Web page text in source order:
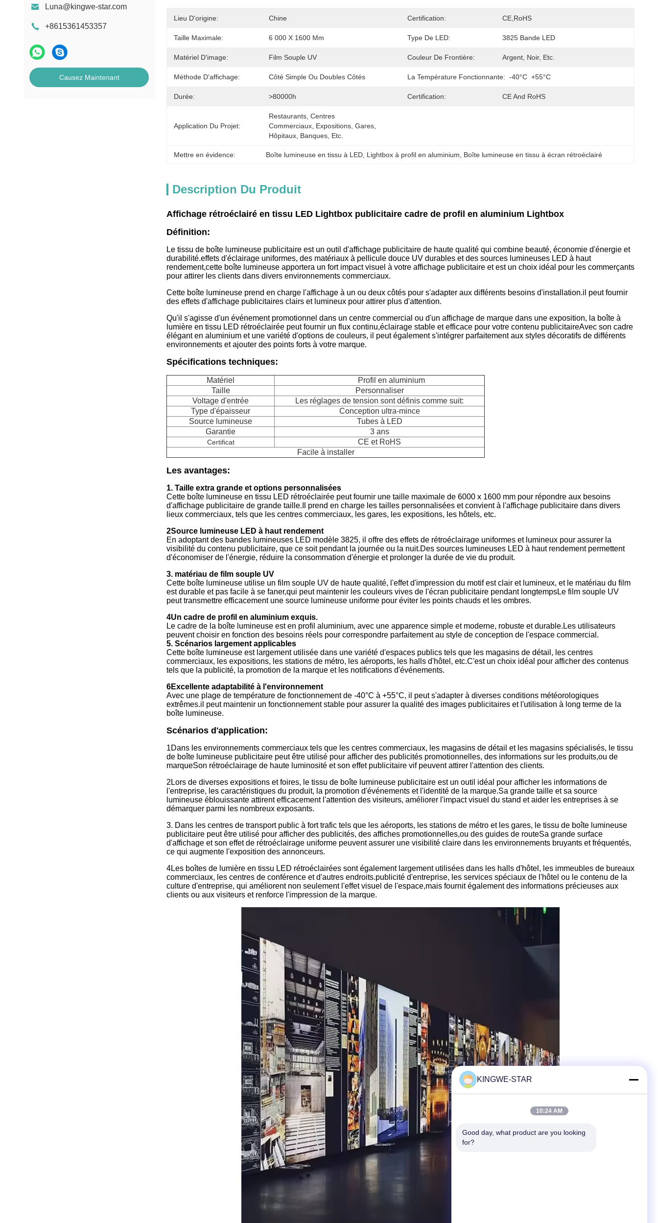
Luna@kingwe-star.com
+8615361453357
Causez Maintenant
Lieu D'origine: Chine Certification: CE,RoHS
Taille Maximale: 6 000 X 1600 Mm Type De LED: 3825 Bande LED
Matériel D'image: Film Souple UV Couleur De Frontière: Argent, Noir, Etc.
Méthode D'affichage: Côté Simple Ou Doubles Côtés La Température Fonctionnante: -40°C ️ +55°C
Durée: >80000h Certification: CE And RoHS
Application Du Projet:
Restaurants, Centres
Commerciaux, Expositions, Gares,
Hôpitaux, Banques, Etc.
Mettre en évidence: Boîte lumineuse en tissu à LED Lightbox à profil en aluminium Boîte lumineuse en tissu à écran rétroéclairé
Description Du Produit
Affichage rétroéclairé en tissu LED Lightbox publicitaire cadre de profil en aluminium Lightbox
Définition:
Le tissu de boîte lumineuse publicitaire est un outil d'affichage publicitaire de haute qualité qui combine beauté, économie d'énergie et
durabilité.effets d'éclairage uniformes, des matériaux à pellicule douce UV durables et des sources lumineuses LED à haut
rendement,cette boîte lumineuse apportera un fort impact visuel à votre affichage publicitaire et est un choix idéal pour les commerçants
pour attirer les clients dans divers environnements commerciaux.
Cette boîte lumineuse prend en charge l'affichage à un ou deux côtés pour s'adapter aux différents besoins d'installation.il peut fournir
des effets d'affichage publicitaires clairs et lumineux pour attirer plus d'attention.
Qu'il s'agisse d'un événement promotionnel dans un centre commercial ou d'un affichage de marque dans une exposition, la boîte à
lumière en tissu LED rétroéclairée peut fournir un flux continu,éclairage stable et efficace pour votre contenu publicitaireAvec son cadre
élégant en aluminium et une variété d'options de couleurs, il peut également s'intégrer parfaitement aux styles décoratifs de différents
environnements et ajouter des points forts à votre marque.
Spécifications techniques:
Matériel
Profil en aluminium
Taille
Personnaliser
Voltage d'entrée
Les réglages de tension sont définis comme suit:
Type d'épaisseur
Conception ultra-mince
Source lumineuse
Tubes à LED
Garantie
3 ans
Certificat
CE et RoHS
Facile à installer
Les avantages:
1. Taille extra grande et options personnalisées
Cette boîte lumineuse en tissu LED rétroéclairée peut fournir une taille maximale de 6000 x 1600 mm pour répondre aux besoins
d'affichage publicitaire de grande taille.Il prend en charge les tailles personnalisées et convient à l'affichage publicitaire dans divers
lieux commerciaux, tels que les centres commerciaux, les gares, les expositions, les hôtels, etc.
2Source lumineuse LED à haut rendement
En adoptant des bandes lumineuses LED modèle 3825, il offre des effets de rétroéclairage uniformes et lumineux pour assurer la
visibilité du contenu publicitaire, que ce soit pendant la journée ou la nuit.Des sources lumineuses LED à haut rendement permettent
d'économiser de l'énergie, réduire la consommation d'énergie et prolonger la durée de vie du produit.
3. matériau de film souple UV
Cette boîte lumineuse utilise un film souple UV de haute qualité, l'effet d'impression du motif est clair et lumineux, et le matériau du film
est durable et pas facile à se faner,qui peut maintenir les couleurs vives de l'écran publicitaire pendant longtempsLe film souple UV
peut transmettre efficacement une source lumineuse uniforme pour éviter les points chauds et les ombres.
4Un cadre de profil en aluminium exquis.
Le cadre de la boîte lumineuse est en profil aluminium, avec une apparence simple et moderne, robuste et durable.Les utilisateurs
peuvent choisir en fonction des besoins réels pour correspondre parfaitement au style de conception de l'espace commercial.
5. Scénarios largement applicables
Cette boîte lumineuse est largement utilisée dans une variété d'espaces publics tels que les magasins de détail, les centres
commerciaux, les expositions, les stations de métro, les aéroports, les halls d'hôtel, etc.C'est un choix idéal pour afficher des contenus
tels que la publicité, la promotion de la marque et les notifications d'événements.
6Excellente adaptabilité à l'environnement
Avec une plage de température de fonctionnement de -40°C à +55°C, il peut s'adapter à diverses conditions météorologiques
extrêmes.il peut maintenir un fonctionnement stable pour assurer la qualité des images publicitaires et l'utilisation à long terme de la
boîte lumineuse.
Scénarios d'application:
1Dans les environnements commerciaux tels que les centres commerciaux, les magasins de détail et les magasins spécialisés, le tissu
de boîte lumineuse publicitaire peut être utilisé pour afficher des publicités promotionnelles, des informations sur les produits,ou de
marqueSon rétroéclairage de haute luminosité et son effet publicitaire vif peuvent attirer l'attention des clients.
2Lors de diverses expositions et foires, le tissu de boîte lumineuse publicitaire est un outil idéal pour afficher les informations de
l'entreprise, les caractéristiques du produit, la promotion d'événements et l'identité de la marque.Sa grande taille et sa source
lumineuse éblouissante attirent efficacement l'attention des visiteurs, améliorer l'impact visuel du stand et aider les entreprises à se
démarquer parmi les nombreux exposants.
3. Dans les centres de transport public à fort trafic tels que les aéroports, les stations de métro et les gares, le tissu de boîte lumineuse
publicitaire peut être utilisé pour afficher des publicités, des affiches promotionnelles,ou des guides de routeSa grande surface
d'affichage et son effet de rétroéclairage uniforme peuvent assurer une visibilité claire dans les environnements bruyants et fréquentés,
ce qui augmente l'exposition des annonceurs.
4Les boîtes de lumière en tissu LED rétroéclairées sont également largement utilisées dans les halls d'hôtel, les immeubles de bureaux
commerciaux, les centres de conférence et d'autres endroits.publicité d'entreprise, les services spéciaux de l'hôtel ou le contenu de la
culture d'entreprise, qui améliorent non seulement l'effet visuel de l'espace,mais fournit également des informations précieuses aux
clients ou aux visiteurs et renforce l'impression de la marque.
KINGWE-STAR
10:24 AM
Good day, what product are you looking
for?